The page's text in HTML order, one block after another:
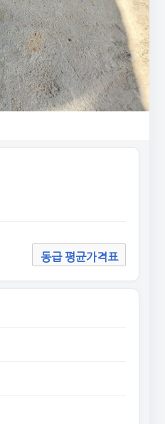
동급 평균가격표